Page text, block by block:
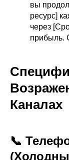
вы
ресурс]
через
прибыль.
Каналах
📞